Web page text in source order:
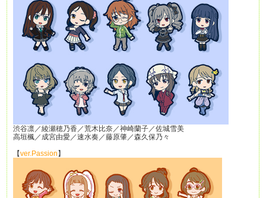
渋谷凛／綾瀬穂乃香／荒木比奈／神崎蘭子／佐城雪美
高垣楓／成宮由愛／速水奏／藤原肇／森久保乃々
【ver.Passion】